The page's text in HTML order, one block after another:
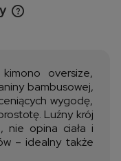
płatności
oversize,
bambusowej,
wygodę,
Luźny krój
nie opina ciała i
– idealny także